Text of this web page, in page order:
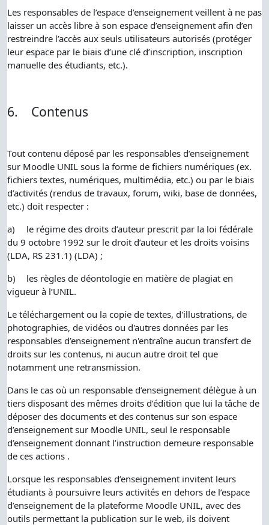
Les responsables de l’espace d’enseignement veillent à ne pas
laisser un accès libre à son espace d’enseignement afin d’en
restreindre l’accès aux seuls utilisateurs autorisés (protéger
leur espace par le biais d’une clé d’inscription, inscription
manuelle des étudiants, etc.).
6. Contenus
Tout contenu déposé par les responsables d’enseignement
sur Moodle UNIL sous la forme de fichiers numériques (ex.
fichiers textes, numériques, multimédia, etc.) ou par le biais
d’activités (rendus de travaux, forum, wiki, base de données,
etc.) doit respecter :
a)
le régime des droits d’auteur prescrit par la loi fédérale
du 9 octobre 1992 sur le droit d’auteur et les droits voisins
(LDA, RS 231.1) (LDA) ;
b)
les règles de déontologie en matière de plagiat en
vigueur à l’UNIL.
Le téléchargement ou la copie de textes, d'illustrations, de
photographies, de vidéos ou d'autres données par les
responsables d’enseignement n'entraîne aucun transfert de
droits sur les contenus, ni aucun autre droit tel que
notamment une retransmission.
Dans le cas où un responsable d’enseignement délègue à un
tiers disposant des mêmes droits d’édition que lui la tâche de
déposer des documents et des contenus sur son espace
d’enseignement sur Moodle UNIL, seul le responsable
d’enseignement donnant l’instruction demeure responsable
de ces actions .
Lorsque les responsables d’enseignement invitent leurs
étudiants à poursuivre leurs activités en dehors de l’espace
d’enseignement de la plateforme Moodle UNIL, avec des
outils permettant la publication sur le web, ils doivent